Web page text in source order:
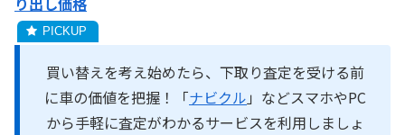
買い替えを考え始めたら、下取り査定を受ける前
に車の価値を把握！「ナビクル 」などスマホやPC
から手軽に査定がわかるサービスを利用しましょ